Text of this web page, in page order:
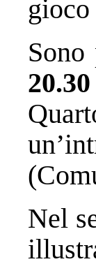
Sono
20.30
Nel